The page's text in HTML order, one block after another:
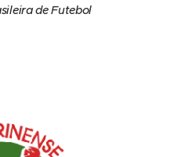
de Futebol